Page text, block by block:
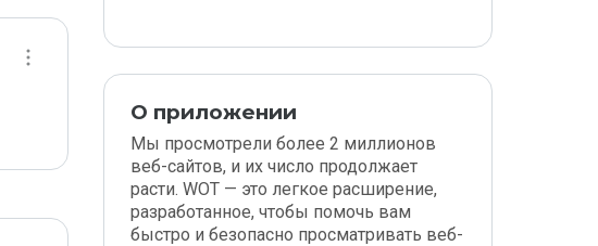
О приложении
Мы просмотрели более 2 миллионов
веб-сайтов, и их число продолжает
расти. WOT — это легкое расширение,
разработанное, чтобы помочь вам
быстро и безопасно просматривать веб-